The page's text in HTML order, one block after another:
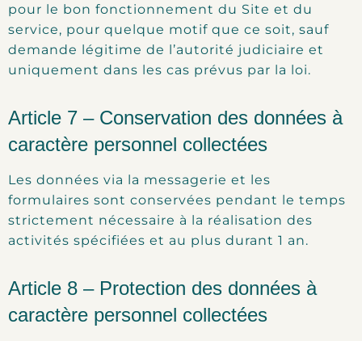
pour le bon fonctionnement du Site et du
service, pour quelque motif que ce soit, sauf
demande légitime de l’autorité judiciaire et
uniquement dans les cas prévus par la loi.
Article 7 – Conservation des données à
caractère personnel collectées
Les données via la messagerie et les
formulaires sont conservées pendant le temps
strictement nécessaire à la réalisation des
activités spécifiées et au plus durant 1 an.
Article 8 – Protection des données à
caractère personnel collectées